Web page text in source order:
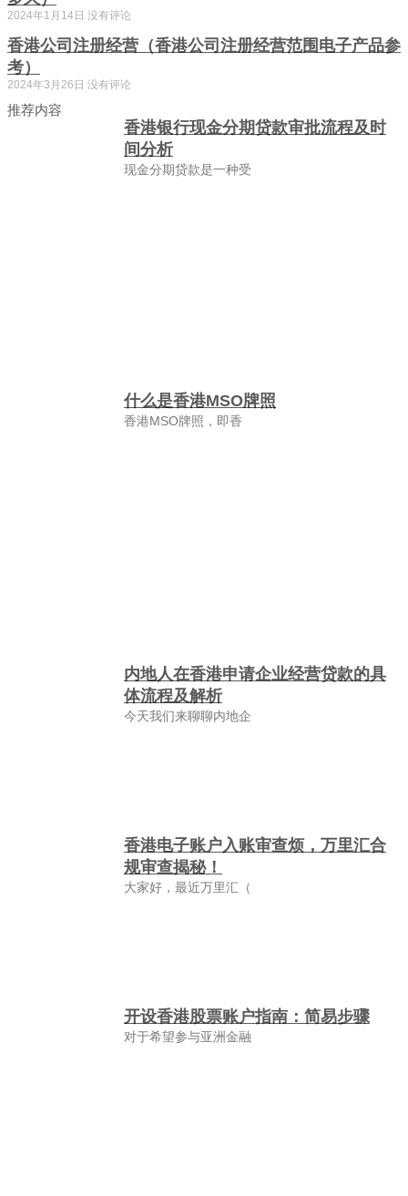
2024年1月14日 没有评论
香港公司注册经营（香港公司注册经营范围电子产品参
考）
2024年3月26日 没有评论
推荐内容
香港银行现金分期贷款审批流程及时
间分析
现金分期贷款是一种受
什么是香港MSO牌照
香港MSO牌照，即香
内地人在香港申请企业经营贷款的具
体流程及解析
今天我们来聊聊内地企
香港电子账户入账审查烦，万里汇合
规审查揭秘！
大家好，最近万里汇（
开设香港股票账户指南：简易步骤
对于希望参与亚洲金融